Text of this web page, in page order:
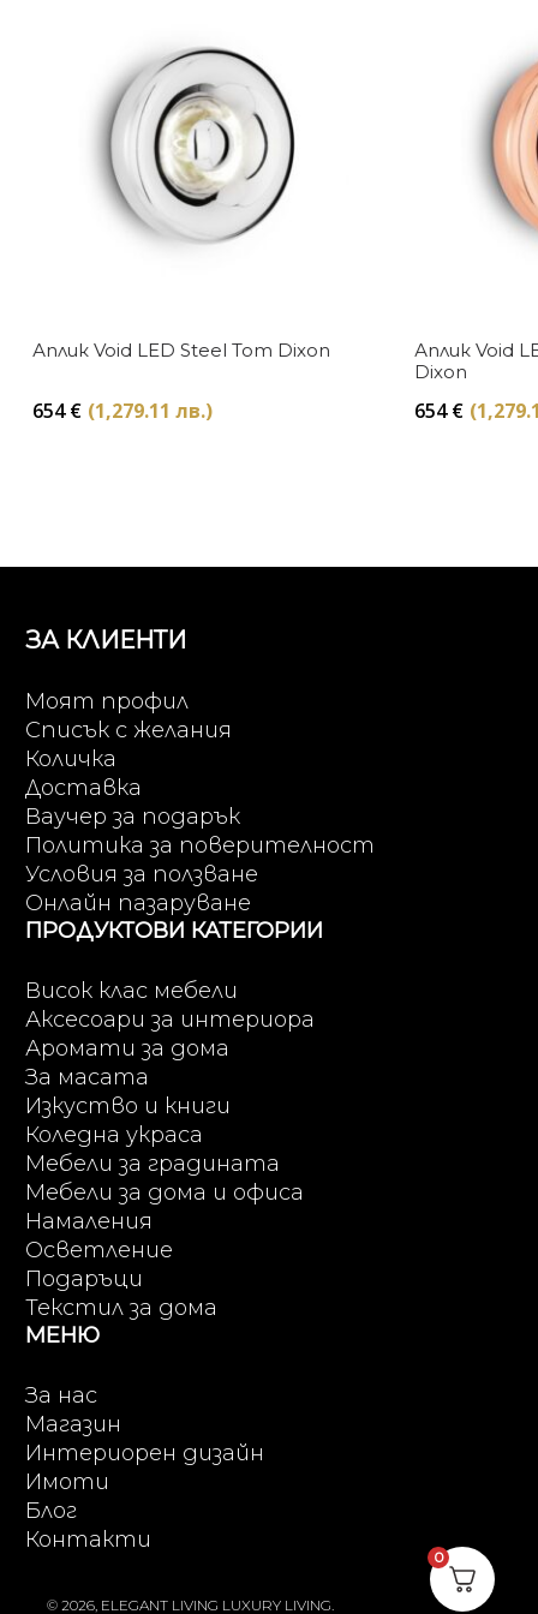
Аплик Void LED Steel Tom Dixon
654€ (1,279.11 лв.)
Аплик Void
Dixon
654€
ЗА КЛИЕНТИ
Моят профил
Списък с желания
Количка
Доставка
Ваучер за подарък
Политика за поверителност
Условия за ползване
Онлайн пазаруване
ПРОДУКТОВИ КАТЕГОРИИ
Висок клас мебели
Аксесоари за интериора
Аромати за дома
За масата
Изкуство и книги
Коледна украса
Мебели за градината
Мебели за дома и офиса
Намаления
Осветление
Подаръци
Текстил за дома
МЕНЮ
За нас
Магазин
Интериорен дизайн
Имоти
Блог
Контакти
© 2026, ELEGANT LIVING LUXURY LIVING.
0